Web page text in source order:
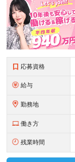
応募資格
給与
勤務地
働き方
残業時間